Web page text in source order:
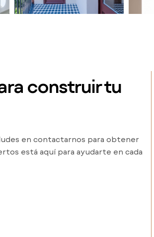
construir tu
en contactarnos para obtener
está aquí para ayudarte en cada